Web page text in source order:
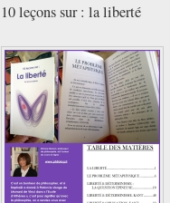
10 leçons sur : la liberté